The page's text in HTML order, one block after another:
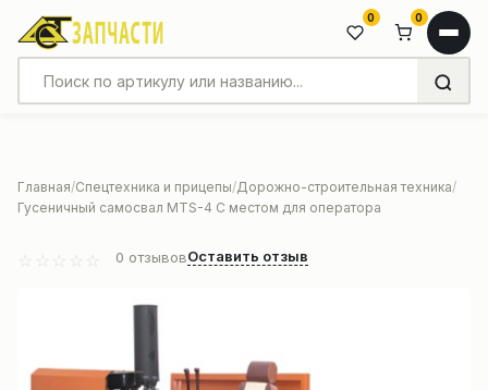
0 0
Главная Спецтехника и прицепы Дорожно-строительная техника
Гусеничный самосвал MTS-4 С местом для оператора
0 отзывовОставить отзыв